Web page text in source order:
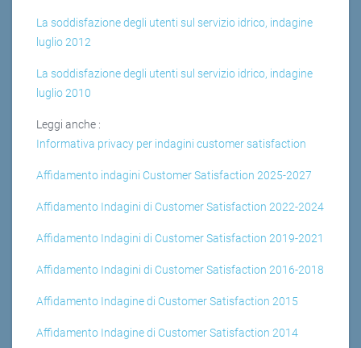
La soddisfazione degli utenti sul servizio idrico, indagine
luglio 2012
La soddisfazione degli utenti sul servizio idrico, indagine
luglio 2010
Leggi anche :
Informativa privacy per indagini customer satisfaction
Affidamento indagini Customer Satisfaction 2025-2027
Affidamento Indagini di Customer Satisfaction 2022-2024
Affidamento Indagini di Customer Satisfaction 2019-2021
Affidamento Indagini di Customer Satisfaction 2016-2018
Affidamento Indagine di Customer Satisfaction 2015
Affidamento Indagine di Customer Satisfaction 2014